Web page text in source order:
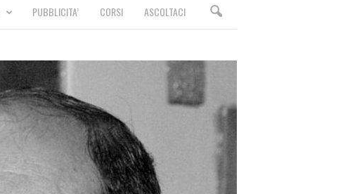
PUBBLICITA’ CORSI ASCOLTACI